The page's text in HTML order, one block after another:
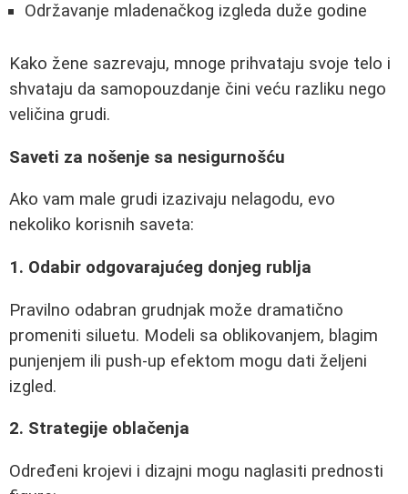
Održavanje mladenačkog izgleda duže godine
Kako žene sazrevaju, mnoge prihvataju svoje telo i
shvataju da samopouzdanje čini veću razliku nego
veličina grudi.
Saveti za nošenje sa nesigurnošću
Ako vam male grudi izazivaju nelagodu, evo
nekoliko korisnih saveta:
1. Odabir odgovarajućeg donjeg rublja
Pravilno odabran grudnjak može dramatično
promeniti siluetu. Modeli sa oblikovanjem, blagim
punjenjem ili push-up efektom mogu dati željeni
izgled.
2. Strategije oblačenja
Određeni krojevi i dizajni mogu naglasiti prednosti